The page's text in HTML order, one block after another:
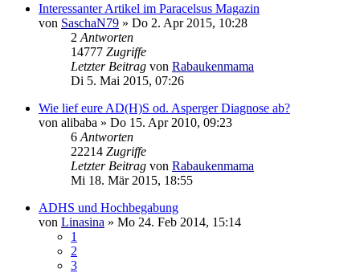
Interessanter Artikel im Paracelsus Magazin
von SaschaN79 » Do 2. Apr 2015, 10:28
2 Antworten
14777 Zugriffe
Letzter Beitrag von Rabaukenmama
Di 5. Mai 2015, 07:26
Wie lief eure AD(H)S od. Asperger Diagnose ab?
von alibaba » Do 15. Apr 2010, 09:23
6 Antworten
22214 Zugriffe
Letzter Beitrag von Rabaukenmama
Mi 18. Mär 2015, 18:55
ADHS und Hochbegabung
von Linasina » Mo 24. Feb 2014, 15:14
1
2
3